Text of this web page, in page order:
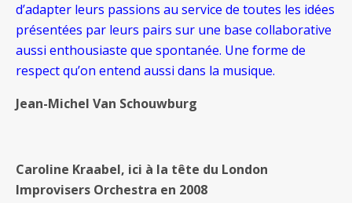
d’adapter leurs passions au service de toutes les idées
présentées par leurs pairs sur une base collaborative
aussi enthousiaste que spontanée. Une forme de
respect qu’on entend aussi dans la musique.
Jean-Michel Van Schouwburg
Caroline Kraabel, ici à la tête du London
Improvisers Orchestra en 2008